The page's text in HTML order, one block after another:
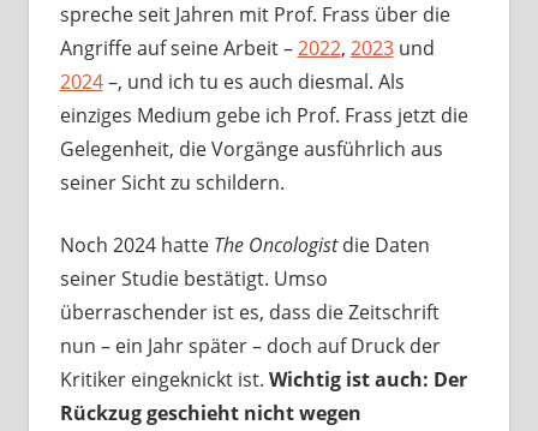
spreche seit Jahren mit Prof. Frass über die
Angriffe auf seine Arbeit –2022, 2023und
2024–, und ich tu es auch diesmal. Als
einziges Medium gebe ich Prof. Frass jetzt die
Gelegenheit, die Vorgänge ausführlich aus
seiner Sicht zu schildern.
Noch 2024 hatte The Oncologistdie Daten
seiner Studie bestätigt. Umso
überraschender ist es, dass die Zeitschrift
nun – ein Jahr später – doch auf Druck der
Kritiker eingeknickt ist. Wichtig ist auch: Der
Rückzug geschieht nicht wegen